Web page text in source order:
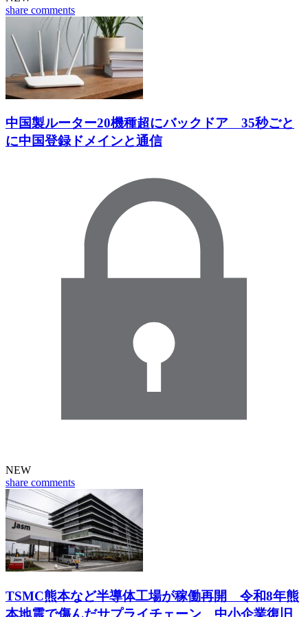
share comments
中国製ルーター20機種超にバックドア 35秒ごと
に中国登録ドメインと通信
NEW
share comments
TSMC熊本など半導体工場が稼働再開 令和8年熊
本地震で傷んだサプライチェーン 中小企業復旧